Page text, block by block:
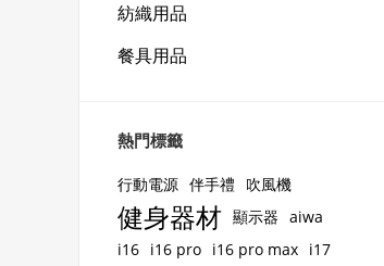
紡織用品
餐具用品
熱門標籤
行動電源 伴手禮 吹風機
健身器材 顯示器 aiwa
i16 i16 pro i16 pro max i17